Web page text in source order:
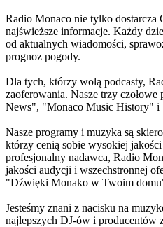
Radio Monaco nie tylko dostarcza
najświeższe informacje. Każdy
od aktualnych wiadomości,
prognoz pogody.
Dla tych, którzy wolą podcasty,
zaoferowania. Nasze trzy
News", "Monaco Music History" i
Nasze programy i muzyka są
którzy cenią sobie wysokiej
profesjonalny nadawca, Radio
jakości audycji i wszechstronnej
"Dźwięki Monako w Twoim
Jesteśmy znani z nacisku na
najlepszych DJ-ów i producentów